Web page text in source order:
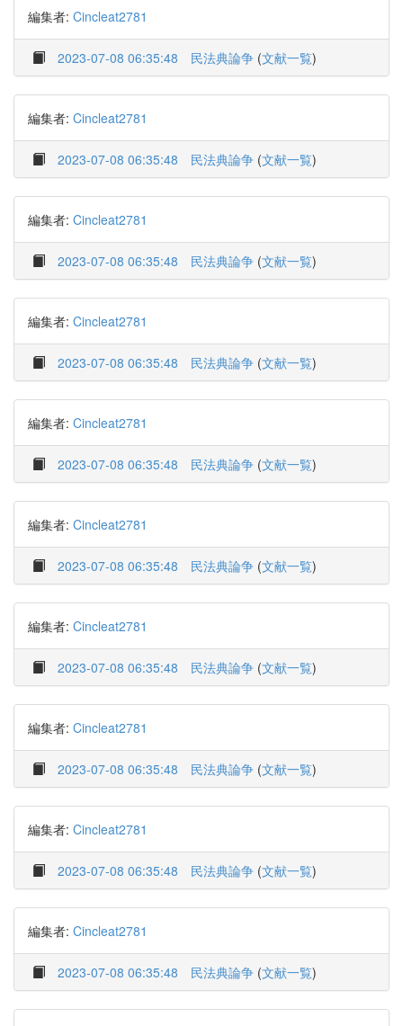
編集者: Cincleat2781
2023-07-08 06:35:48 民法典論争 (文献一覧)
編集者: Cincleat2781
2023-07-08 06:35:48 民法典論争 (文献一覧)
編集者: Cincleat2781
2023-07-08 06:35:48 民法典論争 (文献一覧)
編集者: Cincleat2781
2023-07-08 06:35:48 民法典論争 (文献一覧)
編集者: Cincleat2781
2023-07-08 06:35:48 民法典論争 (文献一覧)
編集者: Cincleat2781
2023-07-08 06:35:48 民法典論争 (文献一覧)
編集者: Cincleat2781
2023-07-08 06:35:48 民法典論争 (文献一覧)
編集者: Cincleat2781
2023-07-08 06:35:48 民法典論争 (文献一覧)
編集者: Cincleat2781
2023-07-08 06:35:48 民法典論争 (文献一覧)
編集者: Cincleat2781
2023-07-08 06:35:48 民法典論争 (文献一覧)